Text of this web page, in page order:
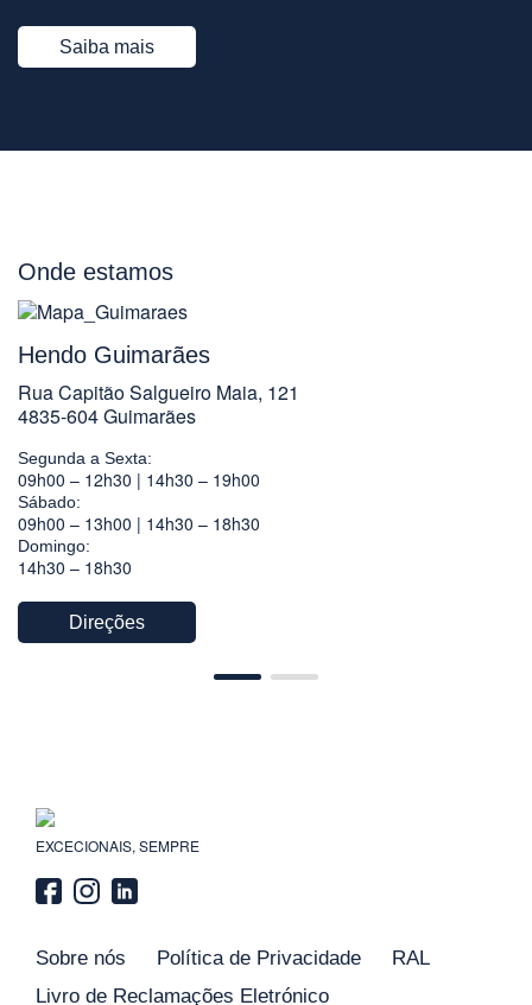
Saiba mais
Onde estamos
Hendo Guimarães
Rua Capitão Salgueiro Maia, 121
4835-604 Guimarães
Segunda a Sexta:
09h00 – 12h30 | 14h30 – 19h00
Sábado:
09h00 – 13h00 | 14h30 – 18h30
Domingo:
14h30 – 18h30
Direções
EXCECIONAIS, SEMPRE
Sobre nós Política de Privacidade
RAL
Livro de Reclamações Eletrónico